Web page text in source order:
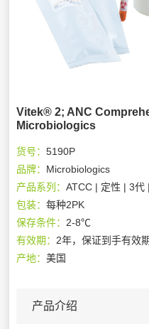
Vitek® 2; ANC
Microbiologics
货号：5190P
品牌： Microbiologics
产品系列：ATCC | 定性 | 3代
包装：每种2PK
保存条件： 2-8℃
有效期： 2年，保证到手有效
产地：美国
产品介绍